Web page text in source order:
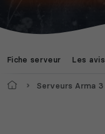
Fiche serveur Les avis
AccueilServeurs Arma 3